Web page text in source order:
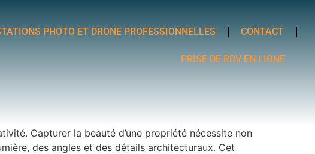
PHOTO ET DRONE PROFESSIONNELLES CONTACT
PRISE DE RDV EN LIGNE
Capturer la beauté d’une propriété nécessite non
des angles et des détails architecturaux. Cet